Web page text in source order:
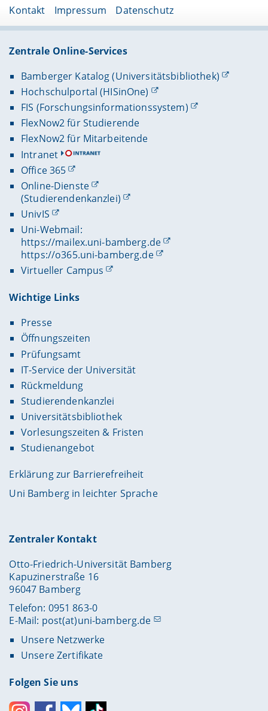
Kontakt Impressum Datenschutz
Zentrale Online-Services
Bamberger Katalog (Universitätsbibliothek)
Hochschulportal (HISinOne)
FIS (Forschungsinformationssystem)
FlexNow2 für Studierende
FlexNow2 für Mitarbeitende
Intranet
Office 365
Online-Dienste
(Studierendenkanzlei)
UnivIS
Uni-Webmail:
https://mailex.uni-bamberg.de
https://o365.uni-bamberg.de
Virtueller Campus
Wichtige Links
Presse
Öffnungszeiten
Prüfungsamt
IT-Service der Universität
Rückmeldung
Studierendenkanzlei
Universitätsbibliothek
Vorlesungszeiten & Fristen
Studienangebot
Erklärung zur Barrierefreiheit
Uni Bamberg in leichter Sprache
Zentraler Kontakt
Otto-Friedrich-Universität Bamberg
Kapuzinerstraße 16
96047 Bamberg
Telefon: 0951 863-0
E-Mail: post(at)uni-bamberg.de
Unsere Netzwerke
Unsere Zertifikate
Folgen Sie uns